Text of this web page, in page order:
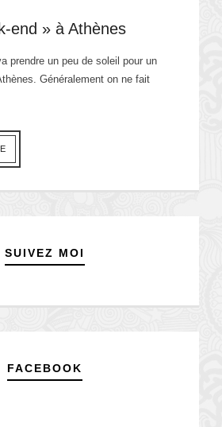
end » à Athènes
prendre un peu de soleil pour un
Généralement on ne fait
SUIVEZ MOI
FACEBOOK